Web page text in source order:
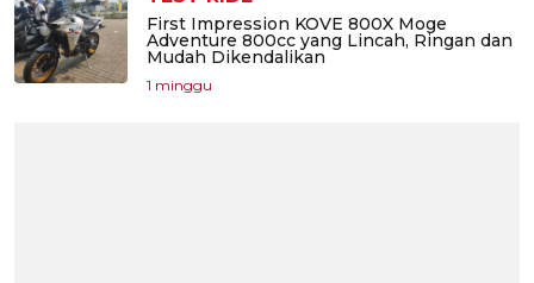
First Impression KOVE 800X Moge
Adventure 800cc yang Lincah, Ringan dan
Mudah Dikendalikan
1 minggu